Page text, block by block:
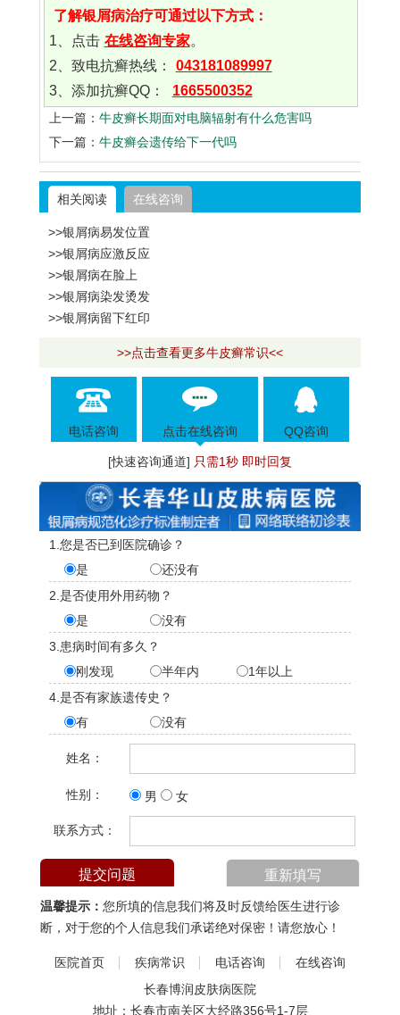
了解银屑病治疗可通过以下方式：
1、点击 在线咨询专家。
2、致电抗癣热线：
043181089997
3、添加抗癣QQ：
1665500352
上一篇： 牛皮癣长期面对电脑辐射有什么危害吗
下一篇： 牛皮癣会遗传给下一代吗
相关阅读 在线咨询
>>银屑病易发位置
>>银屑病应激反应
>>银屑病在脸上
>>银屑病染发烫发
>>银屑病留下红印
>>点击查看更多牛皮癣常识<<
电话咨询 点击在线咨询 QQ咨询
[快速咨询通道] 只需1秒 即时回复
1.您是否已到医院确诊？
是
还没有
2.是否使用外用药物？
是
没有
3.患病时间有多久？
刚发现
半年内
1年以上
4.是否有家族遗传史？
有
没有
姓名：
性别： 男 女
联系方式：
温馨提示： 您所填的信息我们将及时反馈给医生进行诊
断，对于您的个人信息我们承诺绝对保密！请您放心！
医院首页 疾病常识 电话咨询
在线咨询
长春博润皮肤病医院
地址：长春市南关区大经路356号1-7层